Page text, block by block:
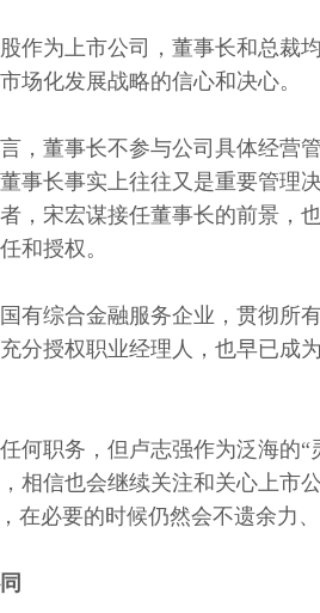
作为上市公司，董事长和总裁
场化发展战略的信心和决心。
，董事长不参与公司具体经营
事长事实上往往又是重要管理
，宋宏谋接任董事长的前景，
和授权。
有综合金融服务企业，贯彻所
分授权职业经理人，也早已成
何职务，但卢志强作为泛海的“
相信也会继续关注和关心上市
在必要的时候仍然会不遗余力